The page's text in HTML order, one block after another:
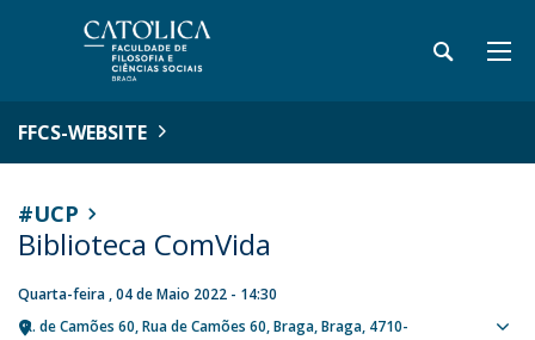
FFCS-WEBSITE
#UCP
Biblioteca ComVida
Quarta-feira , 04 de Maio 2022 - 14:30
R. de Camões 60 Rua de Camões 60 Braga Braga 4710-